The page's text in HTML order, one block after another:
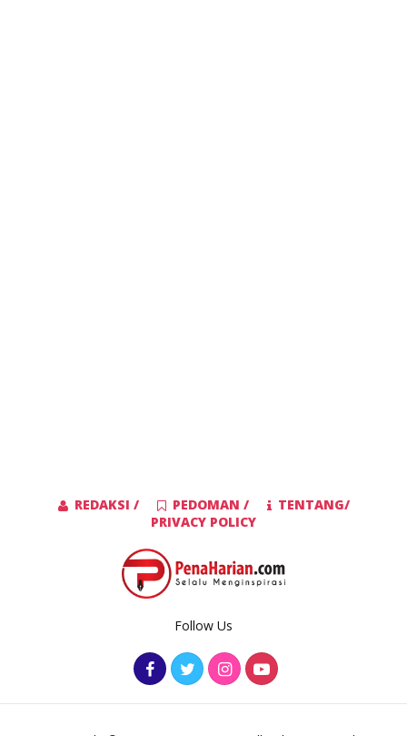
REDAKSI / PEDOMAN /
TENTANG/
PRIVACY POLICY
Follow Us